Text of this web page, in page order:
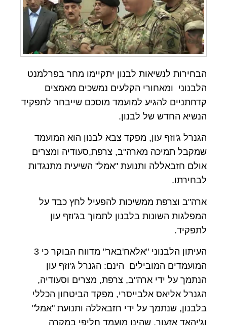
הבחירות לנשיאות לבנון יתקיימו מחר בפרלמנט
הלבנוני ומאחורי הקלעים נמשכים מאמצים
קדחתניים להגיע למועמד מוסכם שייבחר לתפקיד
הנשיא החדש של לבנון.
הגנרל ג'וזף עון, מפקד צבא לבנון הוא המועמד
שמקבל תמיכה מארה"ב, צרפת,סעודיה ומצרים
אולם חזבאללה ותנועת "אמל" השיעית מתנגדות
לבחירתו.
ארה"ב וצרפת ממשיכות להפעיל לחץ כבד על
המפלגות השונות בלבנון לתמוך בג'וזף עון
לתפקיד.
העיתון הלבנוני "אלאח'באר" מדווח הבוקר כי 3
המועמדים המובילים הינם: הגנרל ג'וזף עון
הנתמך על ידי ארה"ב, צרפת, מצרים וסעודיה,
הגנרל אליאס אלבייסרי, מפקד הביטחון הכללי
בלבנון, שנתמך על ידי חזבאללה ותנועת "אמל"
וג'יהאד אזעור, שהינו מועמד חליפי במקרה